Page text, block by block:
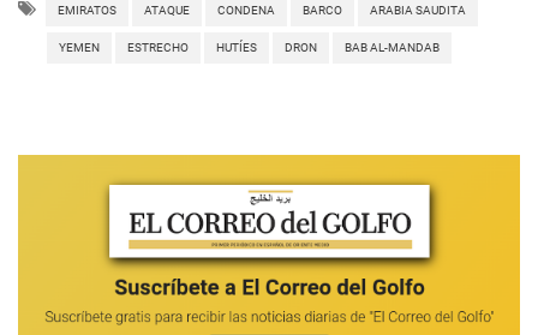
EMIRATOS ATAQUE CONDENA BARCO ARABIA SAUDITA
YEMEN ESTRECHO HUTÍES DRON BAB AL-MANDAB